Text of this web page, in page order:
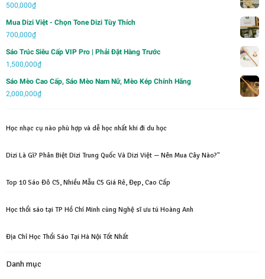
750,000₫.
500,000₫
Mua Dizi Việt - Chọn Tone Dizi Tùy Thích
700,000₫
Sáo Trúc Siêu Cấp VIP Pro | Phải Đặt Hàng Trước
1,500,000₫
Sáo Mèo Cao Cấp, Sáo Mèo Nam Nữ, Mèo Kép Chính Hãng
2,000,000₫
Học nhạc cụ nào phù hợp và dễ học nhất khi đi du học
Dizi Là Gì? Phân Biệt Dizi Trung Quốc Và Dizi Việt — Nên Mua Cây Nào?"
Top 10 Sáo Đô C5, Nhiều Mẫu C5 Giá Rẻ, Đẹp, Cao Cấp
Học thổi sáo tại TP Hồ Chí Minh cùng Nghệ sĩ ưu tú Hoàng Anh
Địa Chỉ Học Thổi Sáo Tại Hà Nội Tốt Nhất
Danh mục